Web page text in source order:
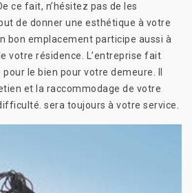
ce fait, n’hésitez pas de les
de donner une esthétique à votre
bon emplacement participe aussi à
votre résidence. L’entreprise fait
le bien pour votre demeure. Il
et la raccommodage de votre
sera toujours à votre service.